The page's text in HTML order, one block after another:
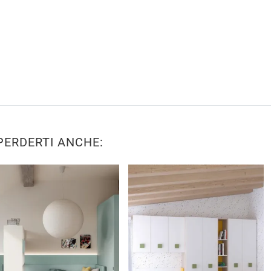
ANCHE: